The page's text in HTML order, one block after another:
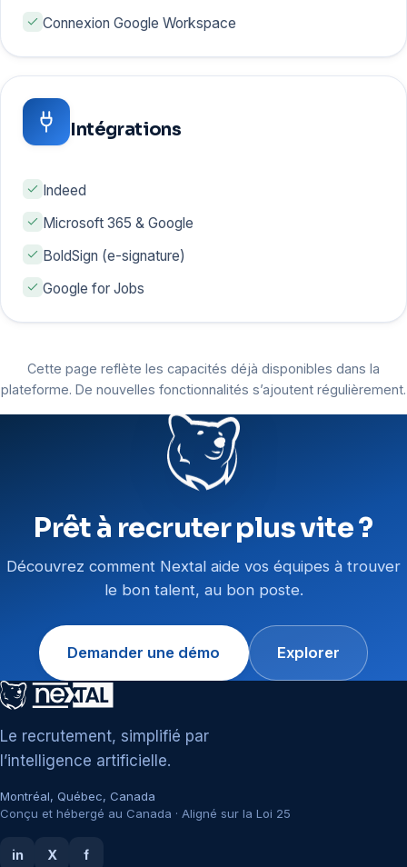
Connexion Google Workspace
Intégrations
Indeed
Microsoft 365 & Google
BoldSign (e-signature)
Google for Jobs
Cette page reflète les capacités déjà disponibles dans la
plateforme. De nouvelles fonctionnalités s’ajoutent régulièrement.
Prêt à recruter plus vite ?
Découvrez comment Nextal aide vos équipes à trouver
le bon talent, au bon poste.
Demander une démo Explorer
Le recrutement, simplifié par
l’intelligence artificielle.
Montréal, Québec, Canada
Conçu et hébergé au Canada · Aligné sur la Loi 25
in X f